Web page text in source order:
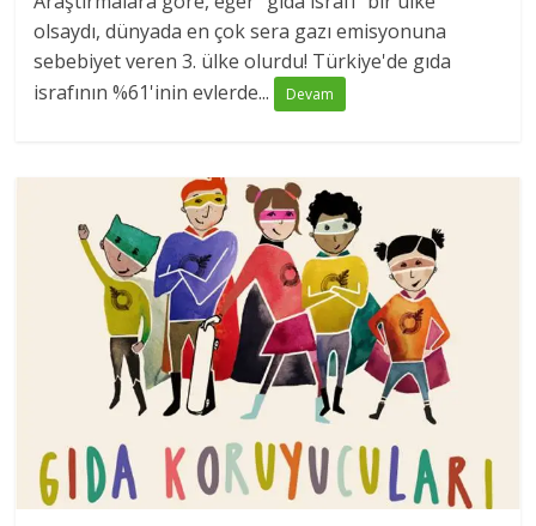
olsaydı, dünyada en çok sera gazı emisyonuna
sebebiyet veren 3. ülke olurdu! Türkiye'de gıda
israfının %61'inin evlerde...
Devam